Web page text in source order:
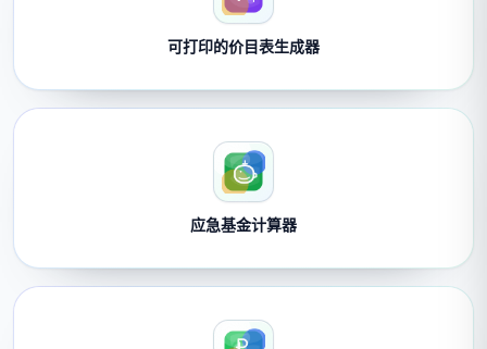
可打印的价目表生成器
应急基金计算器